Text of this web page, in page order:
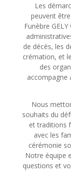
Les
peuvent
Funèbre
de décès, les
crémation, et
des
accompagne
Nous
souhaits du
et traditions
avec les
cérémonie
Notre équipe
questions et